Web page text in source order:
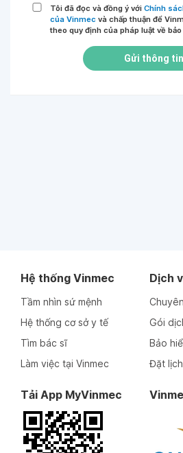
Tôi đã đọc và đồng ý với Chính
của Vinmec và chấp thuận để
theo quy định của pháp luật về bảo
Gửi thông tin
Hệ thống Vinmec
Tầm nhìn sứ mệnh
Hệ thống cơ sở y tế
Tìm bác sĩ
Làm việc tại Vinmec
Dịch
Gói
Bảo
Đặt
Tải App MyVinmec